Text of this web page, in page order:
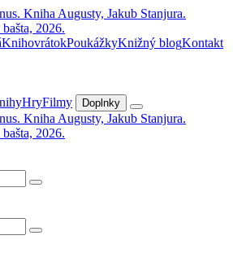
KnihovrátokPoukážkyKnižný blogKontakt
HryFilmy Doplnky